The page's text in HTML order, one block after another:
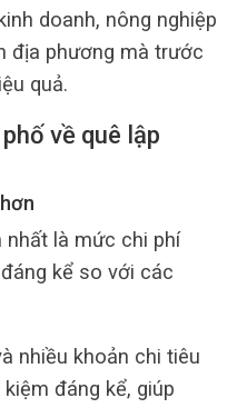
doanh, nông nghiệp
địa phương mà trước
quả.
về quê lập
nhất là mức chi phí
kể so với các
nhiều khoản chi tiêu
đáng kể, giúp